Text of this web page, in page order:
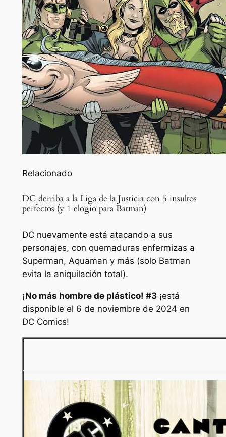
Relacionado
DC derriba a la Liga de la Justicia con 5 insultos
perfectos (y 1 elogio para Batman)
DC nuevamente está atacando a sus
personajes, con quemaduras enfermizas a
Superman, Aquaman y más (solo Batman
evita la aniquilación total).
¡No más hombre de plástico! #3¡está
disponible el 6 de noviembre de 2024 en
DC Comics!